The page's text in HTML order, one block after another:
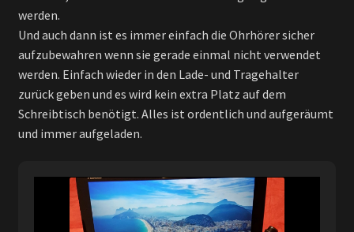
werden.
Und auch dann ist es immer einfach die Ohrhörer sicher
aufzubewahren wenn sie gerade einmal nicht verwendet
werden. Einfach wieder in den Lade- und Tragehalter
zurück geben und es wird kein extra Platz auf dem
Schreibtisch benötigt. Alles ist ordentlich und aufgeräumt
und immer aufgeladen.